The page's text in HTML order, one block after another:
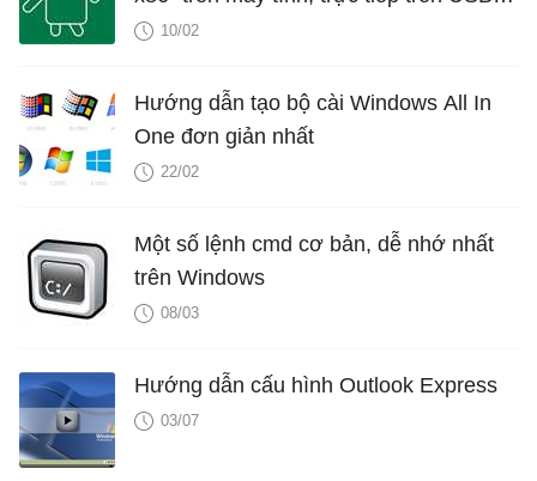
song song với OS khác
10/02
Hướng dẫn tạo bộ cài Windows All In
One đơn giản nhất
22/02
Một số lệnh cmd cơ bản, dễ nhớ nhất
trên Windows
08/03
Hướng dẫn cấu hình Outlook Express
03/07